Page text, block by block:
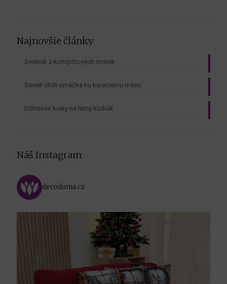
Najnovšie články
Svietnik z kompótových misiek
Sweet chilli omáčka ku kuraciemu mäsu
Džínsové kvety na letný klobúk
Náš Instagram
decodoma.cz